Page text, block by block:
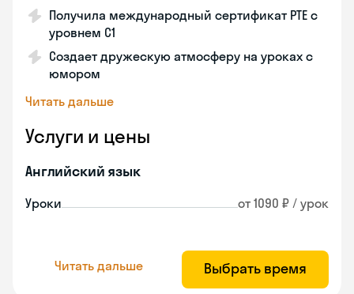
Получила международный сертификат PTE с
уровнем C1
Создает дружескую атмосферу на уроках с
юмором
Читать дальше
Услуги и цены
Английский язык
Уроки от 1090 ₽ / урок
Читать дальше Выбрать время